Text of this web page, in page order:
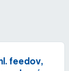
feedov,